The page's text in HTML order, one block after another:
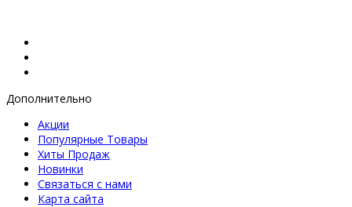
Дополнительно
Акции
Популярные Товары
Хиты Продаж
Новинки
Связаться с нами
Карта сайта